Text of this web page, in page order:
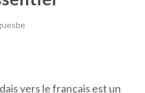
vers le français est un